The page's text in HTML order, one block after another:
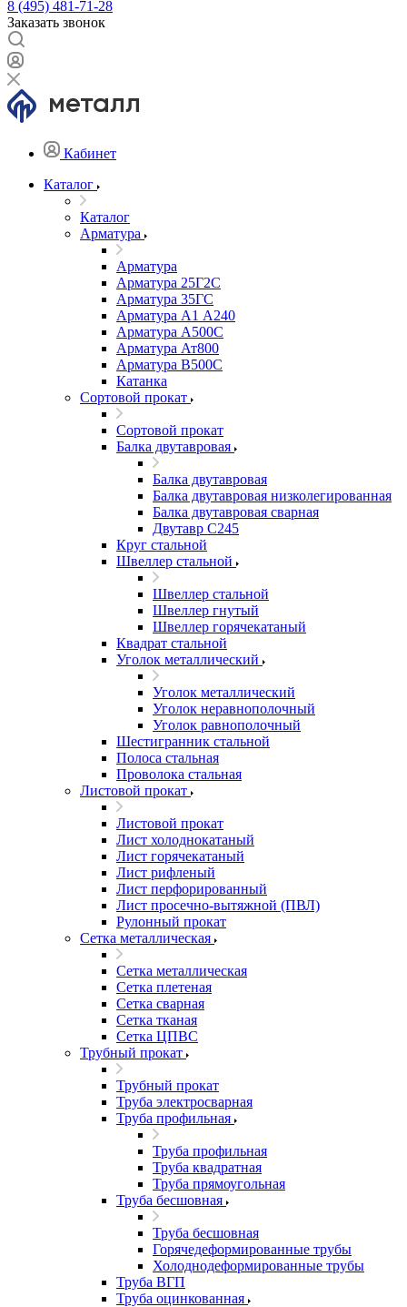
8 (495) 481-71-28
Заказать звонок
Кабинет
Каталог
Каталог
Арматура
Арматура
Арматура 25Г2С
Арматура 35ГС
Арматура А1 А240
Арматура А500С
Арматура Ат800
Арматура В500С
Катанка
Сортовой прокат
Сортовой прокат
Балка двутавровая
Балка двутавровая
Балка двутавровая низколегированная
Балка двутавровая сварная
Двутавр С245
Круг стальной
Швеллер стальной
Швеллер стальной
Швеллер гнутый
Швеллер горячекатаный
Квадрат стальной
Уголок металлический
Уголок металлический
Уголок неравнополочный
Уголок равнополочный
Шестигранник стальной
Полоса стальная
Проволока стальная
Листовой прокат
Листовой прокат
Лист холоднокатаный
Лист горячекатаный
Лист рифленый
Лист перфорированный
Лист просечно-вытяжной (ПВЛ)
Рулонный прокат
Сетка металлическая
Сетка металлическая
Сетка плетеная
Сетка сварная
Сетка тканая
Сетка ЦПВС
Трубный прокат
Трубный прокат
Труба электросварная
Труба профильная
Труба профильная
Труба квадратная
Труба прямоугольная
Труба бесшовная
Труба бесшовная
Горячедеформированные трубы
Холоднодеформированные трубы
Труба ВГП
Труба оцинкованная